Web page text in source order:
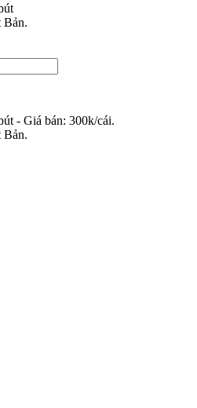
Bản.
- Giá bán: 300k/cái.
Bản.